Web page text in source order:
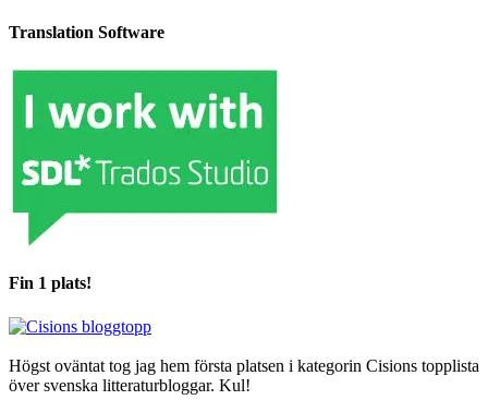
Translation Software
Fin 1 plats!
Högst oväntat tog jag hem första platsen i kategorin Cisions topplista
över svenska litteraturbloggar. Kul!